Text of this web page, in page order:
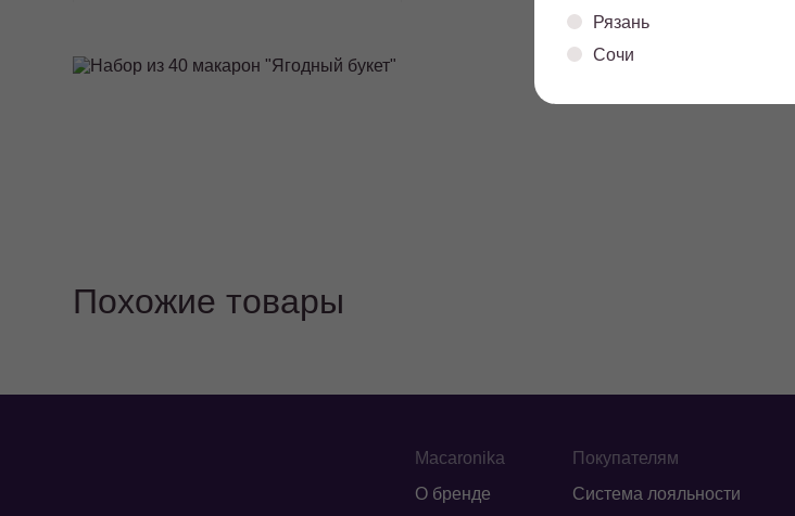
Похожие товары
Macaronika
О бренде
Покупателям
Система лояльности
Рязань
Сочи